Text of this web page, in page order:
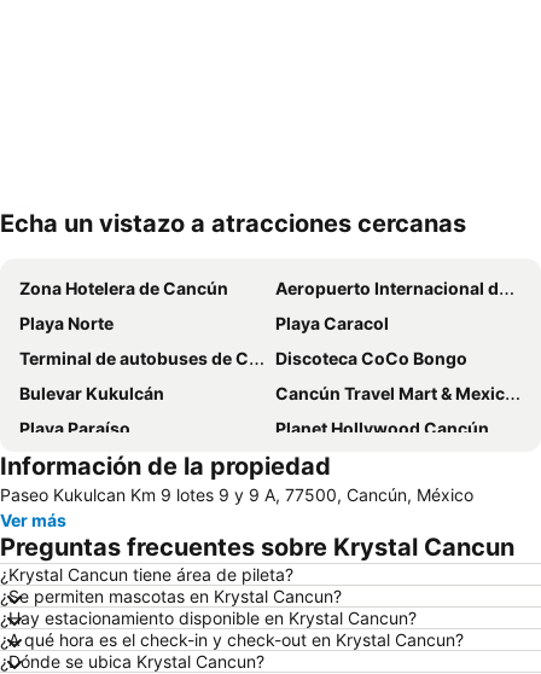
Echa un vistazo a atracciones cercanas
Zona Hotelera de Cancún
Aeropuerto Internacional de Cancún
Playa Norte
Playa Caracol
Terminal de autobuses de Cancún
Discoteca CoCo Bongo
Bulevar Kukulcán
Cancún Travel Mart & Mexico Summit
Playa Paraíso
Planet Hollywood Cancún
Hard Rock Café
Playa Linda
Isla Mujeres Founding Day
Información de la propiedad
Paseo Kukulcan Km 9 lotes 9 y 9 A, 77500, Cancún, México
Ver más
Preguntas frecuentes sobre Krystal Cancun
¿Krystal Cancun tiene área de pileta?
¿Se permiten mascotas en Krystal Cancun?
¿Hay estacionamiento disponible en Krystal Cancun?
¿A qué hora es el check-in y check-out en Krystal Cancun?
¿Dónde se ubica Krystal Cancun?